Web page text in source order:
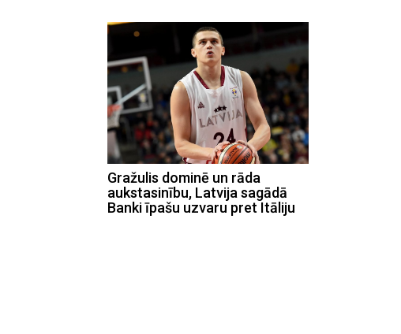
Gražulis dominē un rāda
aukstasinību, Latvija sagādā
Banki īpašu uzvaru pret Itāliju